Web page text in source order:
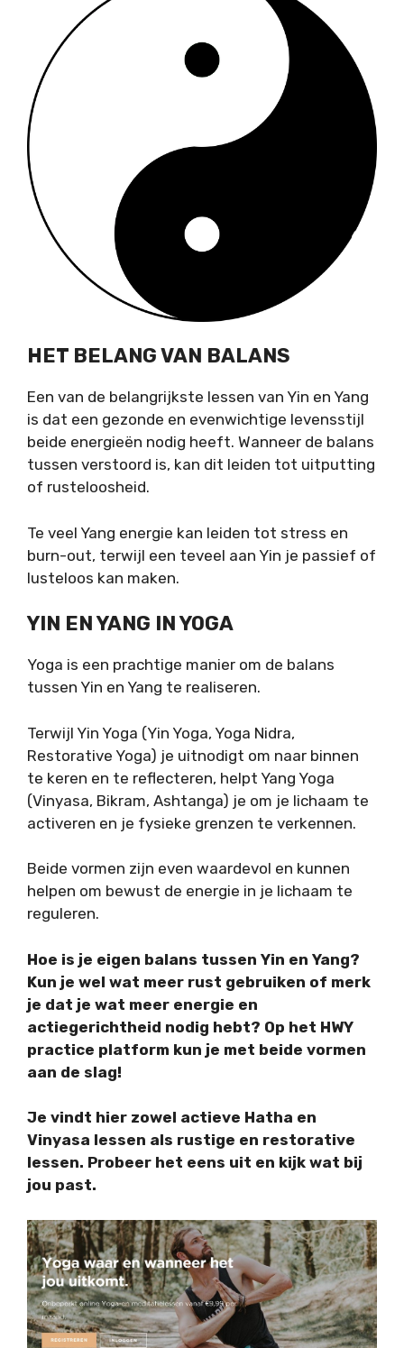
HET BELANG VAN BALANS
Een van de belangrijkste lessen van Yin en Yang
is dat een gezonde en evenwichtige levensstijl
beide energieën nodig heeft. Wanneer de balans
tussen verstoord is, kan dit leiden tot uitputting
of rusteloosheid.
Te veel Yang energie kan leiden tot stress en
burn-out, terwijl een teveel aan Yin je passief of
lusteloos kan maken.
YIN EN YANG IN YOGA
Yoga is een prachtige manier om de balans
tussen Yin en Yang te realiseren.
Terwijl Yin Yoga (Yin Yoga, Yoga Nidra,
Restorative Yoga) je uitnodigt om naar binnen
te keren en te reflecteren, helpt Yang Yoga
(Vinyasa, Bikram, Ashtanga) je om je lichaam te
activeren en je fysieke grenzen te verkennen.
Beide vormen zijn even waardevol en kunnen
helpen om bewust de energie in je lichaam te
reguleren.
Hoe is je eigen balans tussen Yin en Yang?
Kun je wel wat meer rust gebruiken of merk
je dat je wat meer energie en
actiegerichtheid nodig hebt? Op het HWY
practice platform kun je met beide vormen
aan de slag!
Je vindt hier zowel actieve Hatha en
Vinyasa lessen als rustige en restorative
lessen. Probeer het eens uit en kijk wat bij
jou past.